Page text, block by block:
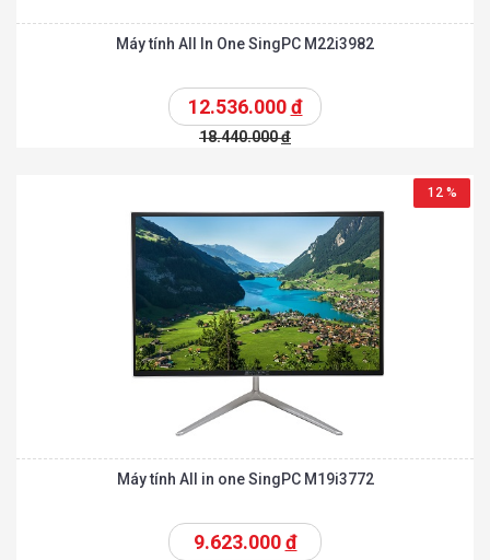
Máy tính All In One SingPC M22i3982
12.536.000đ
18.440.000đ
12 %
Máy tính All in one SingPC M19i3772
9.623.000đ